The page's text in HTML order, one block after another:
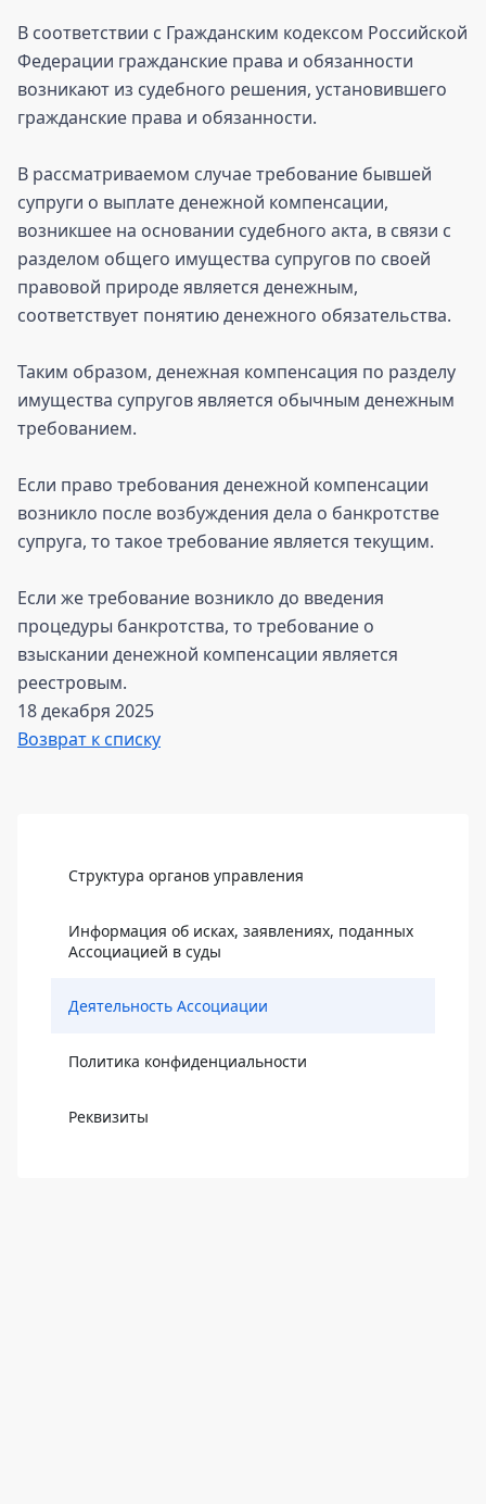
В соответствии с Гражданским кодексом Российской
Федерации гражданские права и обязанности
возникают из судебного решения, установившего
гражданские права и обязанности.
В рассматриваемом случае требование бывшей
супруги о выплате денежной компенсации,
возникшее на основании судебного акта, в связи с
разделом общего имущества супругов по своей
правовой природе является денежным,
соответствует понятию денежного обязательства.
Таким образом, денежная компенсация по разделу
имущества супругов является обычным денежным
требованием.
Если право требования денежной компенсации
возникло после возбуждения дела о банкротстве
супруга, то такое требование является текущим.
Если же требование возникло до введения
процедуры банкротства, то требование о
взыскании денежной компенсации является
реестровым.
18 декабря 2025
Возврат к списку
Структура органов управления
Информация об исках, заявлениях, поданных
Ассоциацией в суды
Деятельность Ассоциации
Политика конфиденциальности
Реквизиты